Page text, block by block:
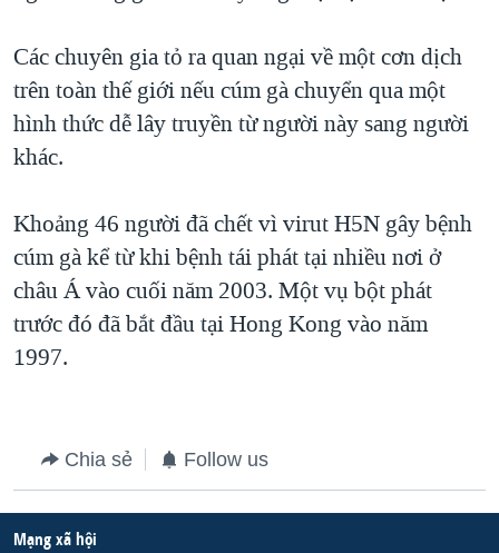
GIÁO DỤC
THƯỢNG ĐỈNH TRUMP-KIM TẠI VIỆT NAM
TRỊNH VĨNH BÌNH VS. CHÍNH PHỦ VIỆT NAM
NGƯ DÂN VIỆT VÀ LÀN SÓNG TRỘM HẢI SÂM
QUAN HỆ VIỆT MỸ
Các chuyên gia tỏ ra quan ngại về một cơn dịch
trên toàn thế giới nếu cúm gà chuyển qua một
hình thức dễ lây truyền từ người này sang người
khác.
Khoảng 46 người đã chết vì virut H5N gây bệnh
cúm gà kể từ khi bệnh tái phát tại nhiều nơi ở
châu Á vào cuối năm 2003. Một vụ bột phát
trước đó đã bắt đầu tại Hong Kong vào năm
1997.
Chia sẻ Follow us
Mạng xã hội